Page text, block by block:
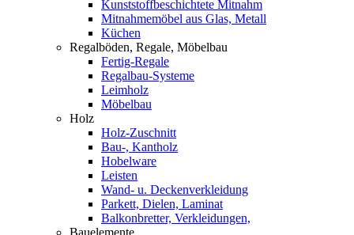
Kunststoffbeschichtete Mitnahm
Mitnahmemöbel aus Glas, Metall
Küchen
Regalböden, Regale, Möbelbau
Fertig-Regale
Regalbau-Systeme
Leimholz
Möbelbau
Holz
Holz-Zuschnitt
Bau-, Kantholz
Hobelware
Leisten
Wand- u. Deckenverkleidung
Parkett, Dielen, Laminat
Balkonbretter, Verkleidungen,
Bauelemente